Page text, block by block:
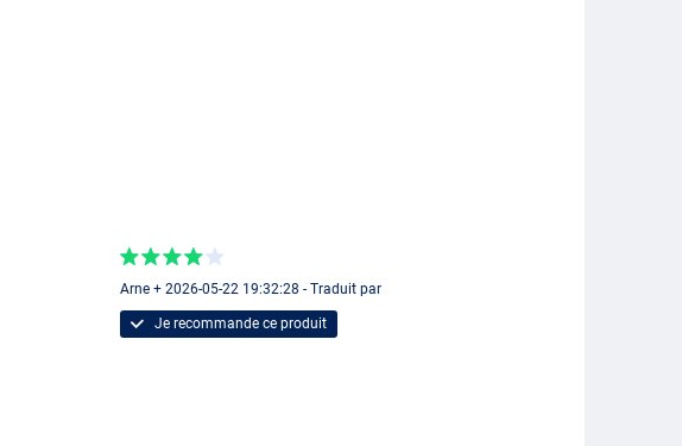
Arne + 2026-05-22 19:32:28 - Traduit par
Je recommande ce produit